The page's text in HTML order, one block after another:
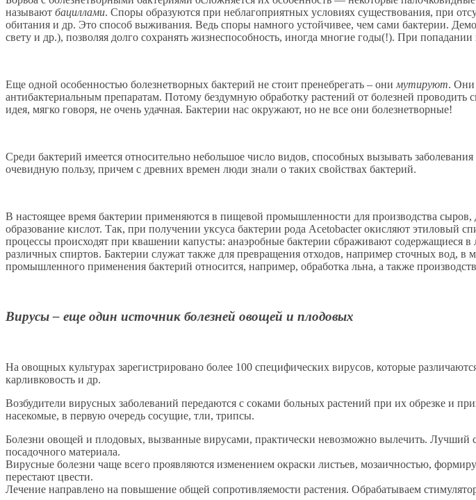
называют бациллами. Споры образуются при неблагоприятных условиях существования, при
обитания и др. Это способ выживания. Ведь споры намного устойчивее, чем сами бактерии.
свету и др.), позволяя долго сохранять жизнеспособность, иногда многие годы(!). При
Еще одной особенностью болезнетворных бактерий не стоит пренебрегать – они мутируют. Они
антибактериальным препаратам. Потому бездумную обработку растений от болезней
идея, мягко говоря, не очень удачная. Бактерии нас окружают, но не все они болезнетворные!
Среди бактерий имеется относительно небольшое число видов, способных вызывать
очевидную пользу, причем с древних времен люди знали о таких свойствах бактерий.
В настоящее время бактерии применяются в пищевой промышленности для производства
образование кислот. Так, при получении уксуса бактерии рода Acetobacter окисляют
процессы происходят при квашении капусты: анаэробные бактерии сбраживают содержащиеся
различных спиртов. Бактерии служат также для превращения отходов, например сточных вод,
промышленного применения бактерий относится, например, обработка льна, а также
Вирусы – еще один источник болезней овощей и плодовых
На овощных культурах зарегистрировано более 100 специфических вирусов, которые
карливковость и др.
Возбудители вирусных заболеваний передаются с соками больных растений при их обрезке и
насекомые, в первую очередь сосущие, тли, трипсы.
Болезни овощей и плодовых, вызванные вирусами, практически невозможно вылечить.
посадочного материала.
Вирусные болезни чаще всего проявляются изменением окраски листьев, мозаичностью,
перестают цвести.
Лечение направлено на повышение общей сопротивляемости растения. Обрабатываем